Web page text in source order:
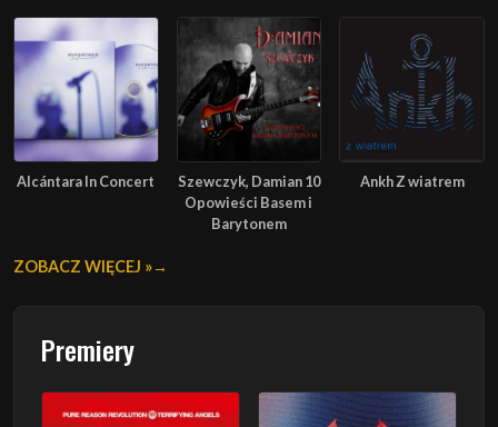
Alcántara In Concert
Szewczyk, Damian 10
Opowieści Basem i
Barytonem
Ankh Z wiatrem
ZOBACZ WIĘCEJ »
Premiery